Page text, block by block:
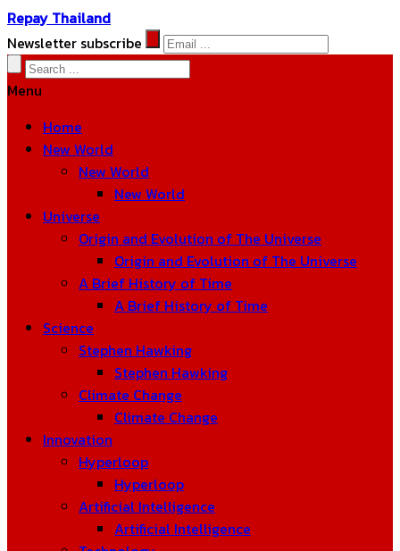
Repay Thailand
Newsletter subscribe
Menu
Home
New World
New World
New World
Universe
Origin and Evolution of The Universe
Origin and Evolution of The Universe
A Brief History of Time
A Brief History of Time
Science
Stephen Hawking
Stephen Hawking
Climate Change
Climate Change
Innovation
Hyperloop
Hyperloop
Artificial Intelligence
Artificial Intelligence